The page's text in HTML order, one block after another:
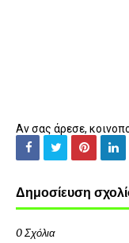
Αν σας άρεσε,
Δημοσίευση
0 Σχόλια